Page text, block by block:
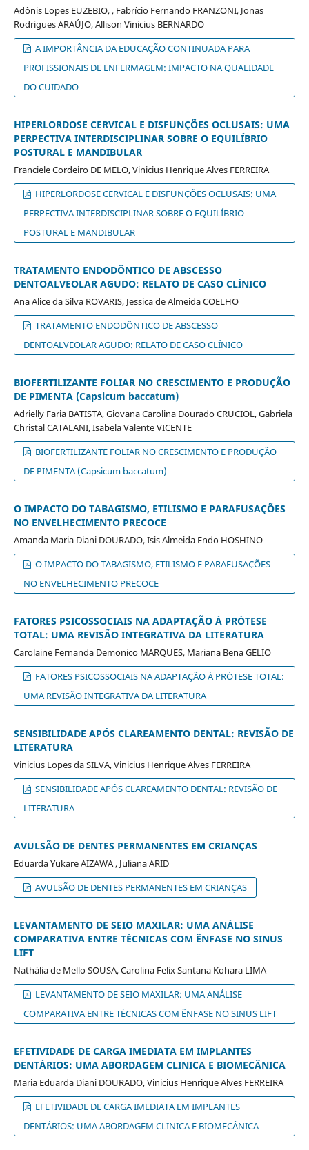
Adônis Lopes EUZEBIO, , Fabrício Fernando FRANZONI, Jonas
Rodrigues ARAÚJO, Allison Vinicius BERNARDO
A IMPORTÂNCIA DA EDUCAÇÃO CONTINUADA PARA
PROFISSIONAIS DE ENFERMAGEM: IMPACTO NA QUALIDADE
DO CUIDADO
HIPERLORDOSE CERVICAL E DISFUNÇÕES OCLUSAIS: UMA
PERPECTIVA INTERDISCIPLINAR SOBRE O EQUILÍBRIO
POSTURAL E MANDIBULAR
Franciele Cordeiro DE MELO, Vinicius Henrique Alves FERREIRA
HIPERLORDOSE CERVICAL E DISFUNÇÕES OCLUSAIS: UMA
PERPECTIVA INTERDISCIPLINAR SOBRE O EQUILÍBRIO
POSTURAL E MANDIBULAR
TRATAMENTO ENDODÔNTICO DE ABSCESSO
DENTOALVEOLAR AGUDO: RELATO DE CASO CLÍNICO
Ana Alice da Silva ROVARIS, Jessica de Almeida COELHO
TRATAMENTO ENDODÔNTICO DE ABSCESSO
DENTOALVEOLAR AGUDO: RELATO DE CASO CLÍNICO
BIOFERTILIZANTE FOLIAR NO CRESCIMENTO E PRODUÇÃO
DE PIMENTA (Capsicum baccatum)
Adrielly Faria BATISTA, Giovana Carolina Dourado CRUCIOL, Gabriela
Christal CATALANI, Isabela Valente VICENTE
BIOFERTILIZANTE FOLIAR NO CRESCIMENTO E PRODUÇÃO
DE PIMENTA (Capsicum baccatum)
O IMPACTO DO TABAGISMO, ETILISMO E PARAFUSAÇÕES
NO ENVELHECIMENTO PRECOCE
Amanda Maria Diani DOURADO, Isis Almeida Endo HOSHINO
O IMPACTO DO TABAGISMO, ETILISMO E PARAFUSAÇÕES
NO ENVELHECIMENTO PRECOCE
FATORES PSICOSSOCIAIS NA ADAPTAÇÃO À PRÓTESE
TOTAL: UMA REVISÃO INTEGRATIVA DA LITERATURA
Carolaine Fernanda Demonico MARQUES, Mariana Bena GELIO
FATORES PSICOSSOCIAIS NA ADAPTAÇÃO À PRÓTESE TOTAL:
UMA REVISÃO INTEGRATIVA DA LITERATURA
SENSIBILIDADE APÓS CLAREAMENTO DENTAL: REVISÃO DE
LITERATURA
Vinicius Lopes da SILVA, Vinicius Henrique Alves FERREIRA
SENSIBILIDADE APÓS CLAREAMENTO DENTAL: REVISÃO DE
LITERATURA
AVULSÃO DE DENTES PERMANENTES EM CRIANÇAS
Eduarda Yukare AIZAWA , Juliana ARID
AVULSÃO DE DENTES PERMANENTES EM CRIANÇAS
LEVANTAMENTO DE SEIO MAXILAR: UMA ANÁLISE
COMPARATIVA ENTRE TÉCNICAS COM ÊNFASE NO SINUS
LIFT
Nathália de Mello SOUSA, Carolina Felix Santana Kohara LIMA
LEVANTAMENTO DE SEIO MAXILAR: UMA ANÁLISE
COMPARATIVA ENTRE TÉCNICAS COM ÊNFASE NO SINUS LIFT
EFETIVIDADE DE CARGA IMEDIATA EM IMPLANTES
DENTÁRIOS: UMA ABORDAGEM CLINICA E BIOMECÂNICA
Maria Eduarda Diani DOURADO, Vinicius Henrique Alves FERREIRA
EFETIVIDADE DE CARGA IMEDIATA EM IMPLANTES
DENTÁRIOS: UMA ABORDAGEM CLINICA E BIOMECÂNICA